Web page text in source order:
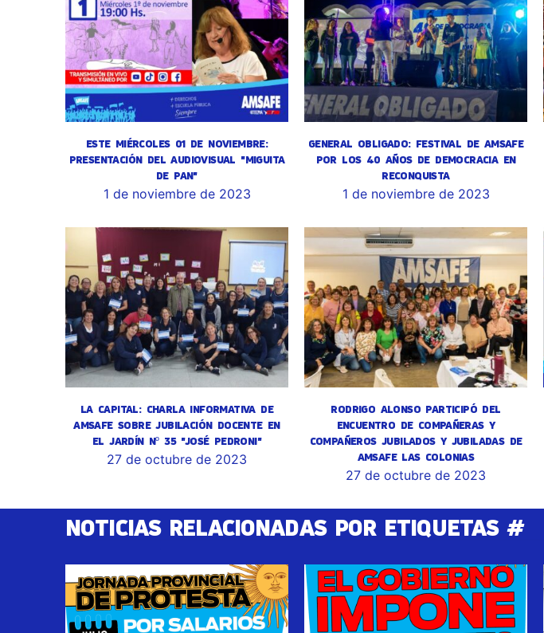
ESTE MIÉRCOLES 01 DE NOVIEMBRE:
PRESENTACIÓN DEL AUDIOVISUAL "MIGUITA
DE PAN"
1 de noviembre de 2023
GENERAL OBLIGADO: FESTIVAL DE AMSAFE
POR LOS 40 AÑOS DE DEMOCRACIA EN
RECONQUISTA
1 de noviembre de 2023
LA CAPITAL: CHARLA INFORMATIVA DE
AMSAFE SOBRE JUBILACIÓN DOCENTE EN
EL JARDÍN Nº 35 "JOSÉ PEDRONI"
27 de octubre de 2023
RODRIGO ALONSO PARTICIPÓ DEL
ENCUENTRO DE COMPAÑERAS Y
COMPAÑEROS JUBILADOS Y JUBILADAS DE
AMSAFE LAS COLONIAS
27 de octubre de 2023
NOTICIAS RELACIONADAS POR ETIQUETAS #